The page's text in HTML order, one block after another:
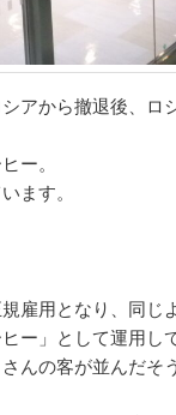
アから撤退後、
ー。
ます。
雇用となり、同じ
ー」として運用し
んの客が並んだそう